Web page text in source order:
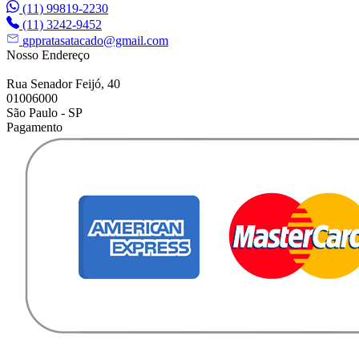
(11) 99819-2230
(11) 3242-9452
gppratasatacado@gmail.com
Nosso Endereço
Rua Senador Feijó, 40
01006000
São Paulo - SP
Pagamento